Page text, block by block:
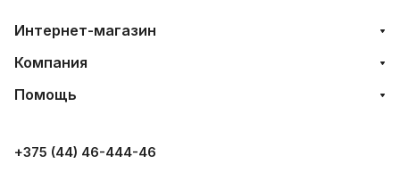
Интернет-магазин
Компания
Помощь
+375 (44) 46-444-46